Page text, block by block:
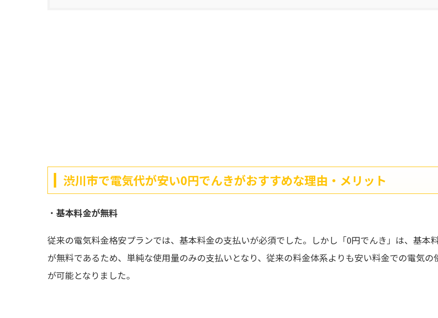
渋川市で電気代が安い0円でんきがおすすめな理由・メリット
・ 基本料金が無料
従来の電気料金格安プランでは、基本料金の支払いが必須でした。しかし「0円でんき」は、基本
が無料であるため、単純な使用量のみの支払いとなり、従来の料金体系よりも安い料金での電気の
が可能となりました。